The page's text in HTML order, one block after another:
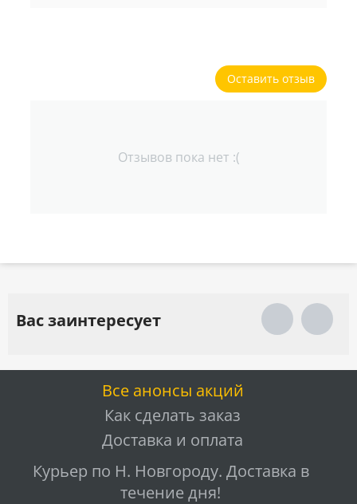
Оставить отзыв
Отзывов пока нет :(
Вас заинтересует
Все анонсы акций
Как сделать заказ
Доставка и оплата
Курьер по Н. Новгороду. Доставка в
течение дня!